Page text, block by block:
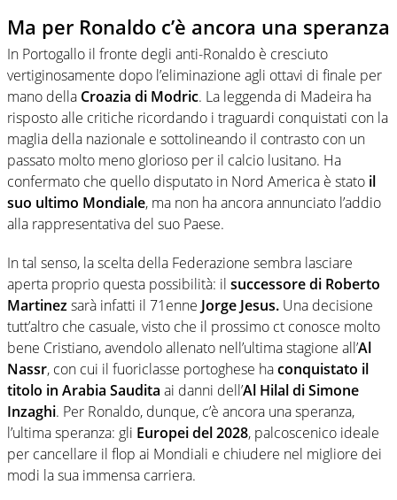
Ma per Ronaldo c’è ancora una speranza
In Portogallo il fronte degli anti-Ronaldo è cresciuto
vertiginosamente dopo l’eliminazione agli ottavi di finale per
mano della Croazia di Modric. La leggenda di Madeira ha
risposto alle critiche ricordando i traguardi conquistati con la
maglia della nazionale e sottolineando il contrasto con un
passato molto meno glorioso per il calcio lusitano. Ha
confermato che quello disputato in Nord America è stato il
suo ultimo Mondiale, ma non ha ancora annunciato l’addio
alla rappresentativa del suo Paese.
In tal senso, la scelta della Federazione sembra lasciare
aperta proprio questa possibilità: il successore di Roberto
Martinezsarà infatti il 71enne Jorge Jesus. Una decisione
tutt’altro che casuale, visto che il prossimo ct conosce molto
bene Cristiano, avendolo allenato nell’ultima stagione all’Al
Nassr, con cui il fuoriclasse portoghese haconquistato il
titolo in Arabia Saudita ai danni dell’Al Hilal di Simone
Inzaghi. Per Ronaldo, dunque, c’è ancora una speranza,
l’ultima speranza: gli Europei del 2028, palcoscenico ideale
per cancellare il flop ai Mondiali e chiudere nel migliore dei
modi la sua immensa carriera.